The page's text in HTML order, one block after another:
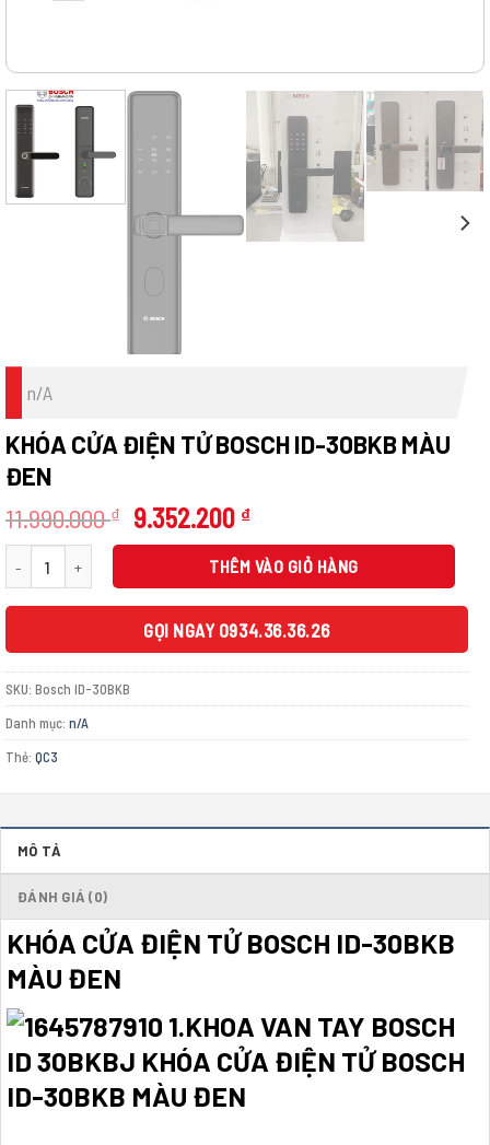
n/A
KHÓA CỬA ĐIỆN TỬ BOSCH ID-30BKB MÀU
ĐEN
11.990.000₫
Giá
gốc
11.990.000 ₫.
9.352.200 ₫Giá
hiện
tại
là:
9.352.200 ₫.
Khóa cửa điện tử Bosch ID-30BKB màu đen số lượng
THÊM VÀO GIỎ HÀNG
GỌI NGAY 0934.36.36.26
SKU: Bosch ID-30BKB
Danh mục: n/A
Thẻ: QC3
MÔ TẢ
ĐÁNH GIÁ (0)
KHÓA CỬA ĐIỆN TỬ BOSCH ID-30BKB
MÀU ĐEN